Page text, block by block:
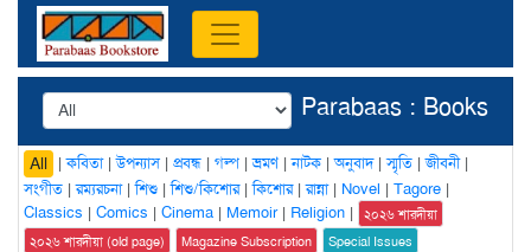
Parabaas : Books
All |কবিতা|উপন্যাস| প্রবন্ধ | গল্প |ভ্রমণ|নাটক |অনুবাদ|স্মৃতি |জীবনী|
সংগীত |রম্যরচনা|শিশু |শিশু/কিশোর|কিশোর|রান্না| Novel | Tagore |
Classics | Comics | Cinema | Memoir| Religion |
২০২৬ শারদীয়া
২০২৬ শারদীয়া (old page)
Magazine Subscription
Special Issues